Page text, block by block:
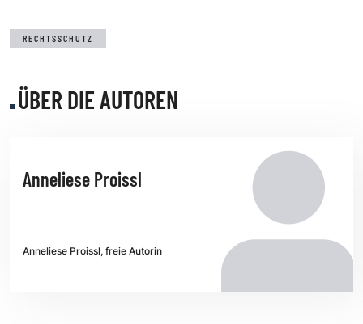
RECHTSSCHUTZ
ÜBER DIE AUTOREN
Anneliese Proissl
Anneliese Proissl, freie Autorin